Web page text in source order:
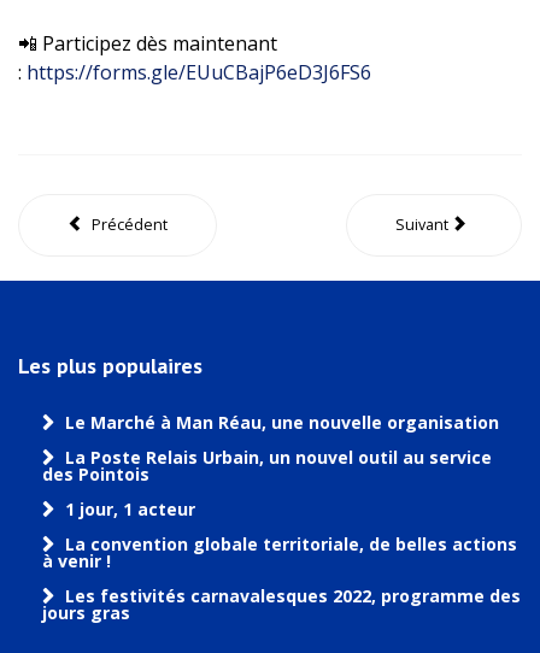
📲 Participez dès maintenant
: https://forms.gle/EUuCBajP6eD3J6FS6
Précédent Suivant
Les plus populaires
Le Marché à Man Réau, une nouvelle organisation
La Poste Relais Urbain, un nouvel outil au service
des Pointois
1 jour, 1 acteur
La convention globale territoriale, de belles actions
à venir !
Les festivités carnavalesques 2022, programme des
jours gras